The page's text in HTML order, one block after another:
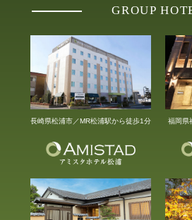
GROUP
長崎県松浦市／MR松浦駅から徒歩1分
福岡県